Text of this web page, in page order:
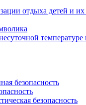
отдыха детей и
безопасность
безопасность